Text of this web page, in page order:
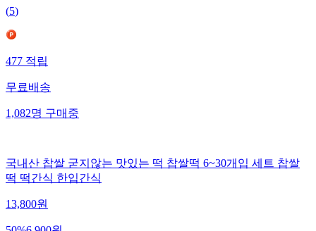
(5)
477적립
무료배송
1,082명구매중
국내산 찹쌀 굳지않는 맛있는 떡 찹쌀떡 6~30개입 세트 찹쌀
떡 떡간식 한입간식
13,800원